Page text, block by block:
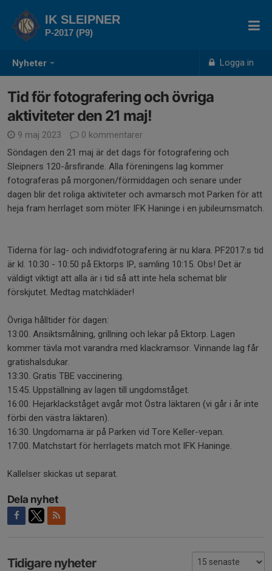
Nyheter Logga in
IK SLEIPNER
P-2017 (P9)
Tid för fotografering och övriga
aktiviteter den 21 maj!
9 maj 2023
0 kommentarer
Söndagen den 21 maj är det dags för fotografering och
Sleipners 120-årsfirande. Alla föreningens lag kommer
fotograferas på morgonen/förmiddagen och senare under
dagen blir det roliga aktiviteter och avmarsch mot Parken för att
heja fram herrlaget som möter IFK Haninge i en jubileumsmatch.
Tiderna för lag- och individfotografering är nu klara. PF2017:s tid
är kl. 10:30 - 10:50 på Ektorps IP, samling 10:15. Obs! Det är
väldigt viktigt att alla är i tid så att inte hela schemat blir
förskjutet. Medtag matchkläder!
Övriga hålltider för dagen:
13:00. Ansiktsmålning, grillning och lekar på Ektorp. Lagen
kommer tävla mot varandra med klackramsor. Vinnande lag får
gratishalsdukar.
13:30. Gratis TBE vaccinering.
15:45. Uppställning av lagen till ungdomståget.
16:00. Hejarklackståget avgår mot Östra läktaren (vi går i år inte
förbi den västra läktaren).
16:30. Ungdomarna är på Parken vid Tore Keller-vepan.
17:00. Matchstart för herrlagets match mot IFK Haninge.
Kallelser skickas ut separat.
Dela nyhet
Tidigare nyheter